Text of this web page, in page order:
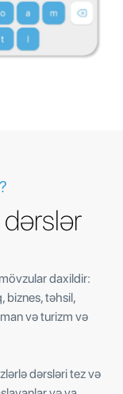
daxildir:
biznes, təhsil,
və turizm və
dərsləri tez və